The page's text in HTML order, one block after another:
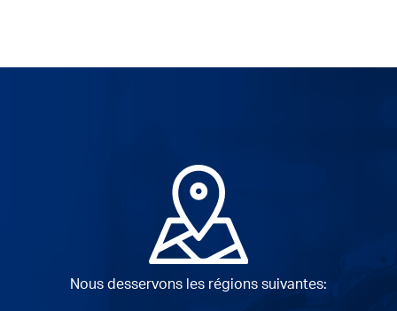
Nous desservons les régions suivantes: